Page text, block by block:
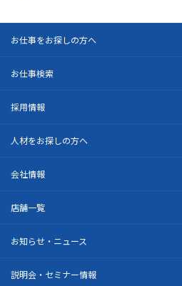
お仕事をお探しの方へ
お仕事検索
採用情報
人材をお探しの方へ
会社情報
店舗一覧
お知らせ・ニュース
説明会・セミナー情報